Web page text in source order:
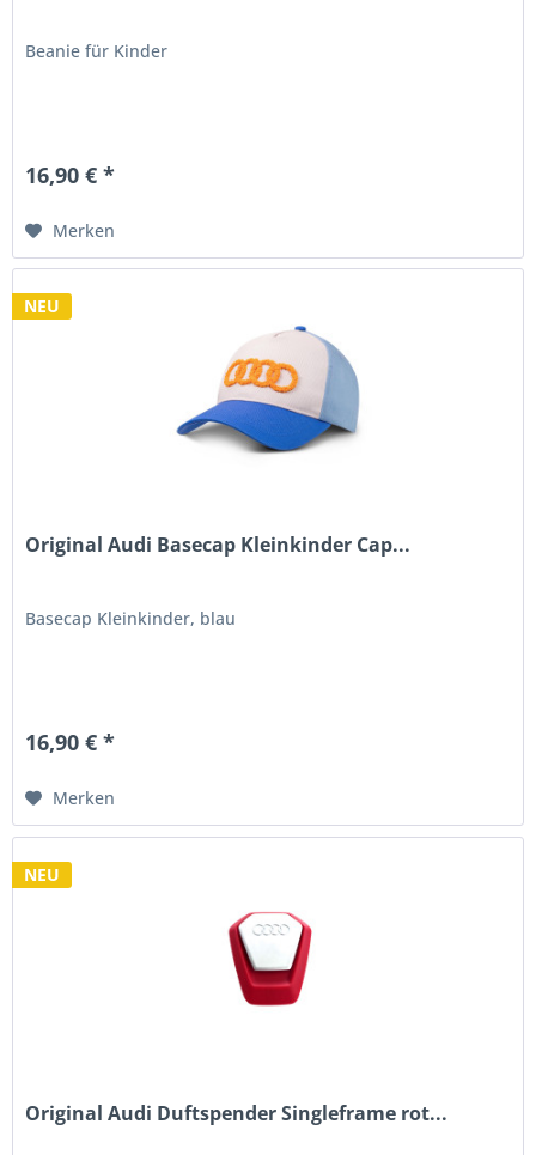
Beanie für Kinder
16,90 € *
Merken
NEU
Original Audi Basecap Kleinkinder Cap...
Basecap Kleinkinder, blau
16,90 € *
Merken
NEU
Original Audi Duftspender Singleframe rot...